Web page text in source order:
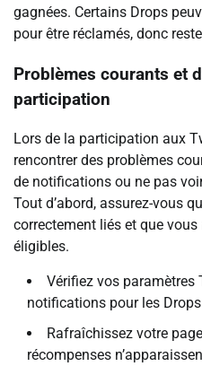
gagnées. Certains Drops
pour être réclamés, donc
Problèmes courants et
participation
Lors de la participation aux
rencontrer des problèmes
de notifications ou ne pas
Tout d’abord, assurez-vous
correctement liés et que
éligibles.
Vérifiez vos
notifications pour les
Rafraîchissez votre
récompenses